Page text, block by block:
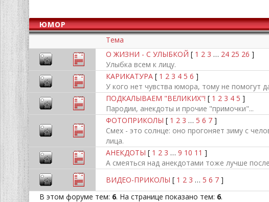
ЮМОР
Тема
О ЖИЗНИ - С УЛЫБКОЙ [ 1 2 3 … 24 25 26 ]
Улыбка всем к лицу.
КАРИКАТУРА [ 1 2 3 4 5 6 ]
У кого нет чувства юмора, тому не помогут
ПОДКАЛЫВАЕМ "ВЕЛИКИХ"! [ 1 2 3 4 5 ]
Пародии, анекдоты и прочие "примочки"...
ФОТОПРИКОЛЫ [ 1 2 3 … 5 6 7 ]
Смех - это солнце: оно прогоняет зиму с
лица.
АНЕКДОТЫ [ 1 2 3 … 9 10 11 ]
А смеяться над анекдотами тоже лучше
ВИДЕО-ПРИКОЛЫ [ 1 2 3 … 5 6 7 ]
В этом форуме тем: 6. На странице показано тем: 6.